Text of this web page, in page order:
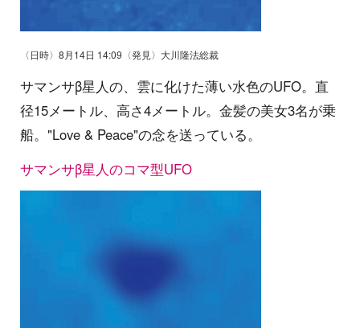
〈日時〉8月14日 14:09〈発見〉大川隆法総裁
サマンサβ星人の、雲に化けた薄い水色のUFO。直
径15メートル、高さ4メートル。金髪の美女3名が乗
船。"Love & Peace"の念を送っている。
サマンサβ星人のコマ型UFO